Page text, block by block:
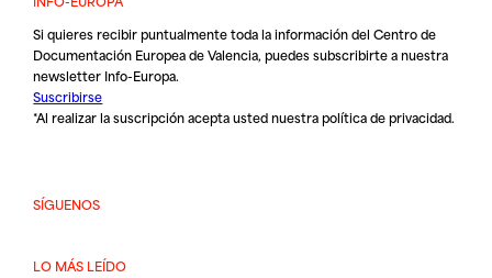
Si quieres recibir puntualmente toda la información del Centro de
Documentación Europea de Valencia, puedes subscribirte a nuestra
newsletter Info-Europa.
Suscribirse
*Al realizar la suscripción acepta usted nuestrapolítica de privacidad.
SÍGUENOS
LO MÁS LEÍDO